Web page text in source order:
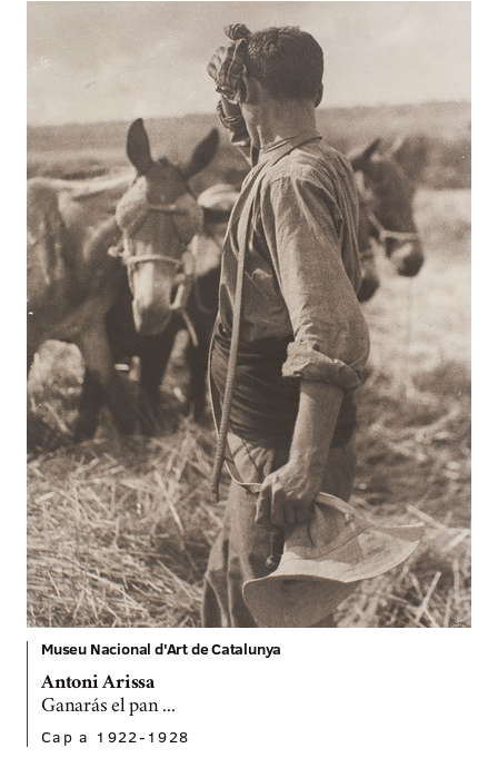
Museu Nacional d'Art de Catalunya
Antoni Arissa
Ganarás el pan ...
Cap a 1922-1928